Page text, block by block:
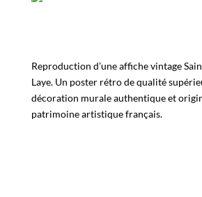
Reproduction d’une affiche vintage
Laye. Un poster rétro de qualité
décoration murale authentique et
patrimoine artistique français.